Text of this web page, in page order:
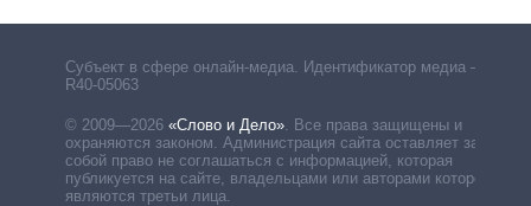
Субъект в сфере онлайн-медиа. Идентификатор медиа –
R40-05063
© 2009—2026 «Слово и Дело»
Все права защищены и
охраняются законом. Администрация сайта оставляет за
собой право не соглашаться с информацией, которая
публикуется на сайте, владельцами или авторами которой
являются третьи лица.